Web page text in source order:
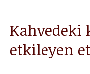
Kahvedeki
etkileyen